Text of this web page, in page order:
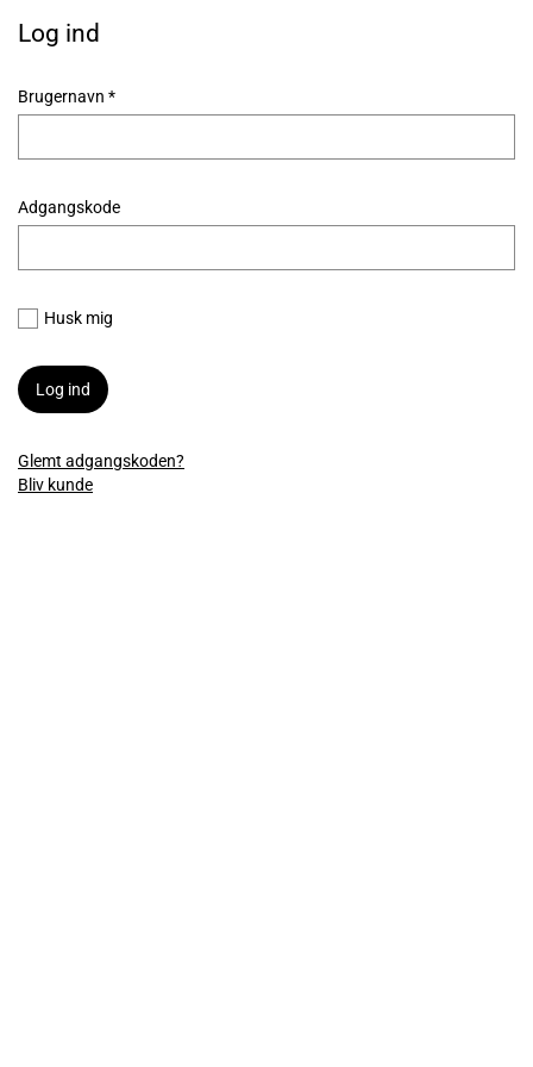
Log ind
Brugernavn
Adgangskode
Husk mig
Log ind
Glemt adgangskoden?
Bliv kunde